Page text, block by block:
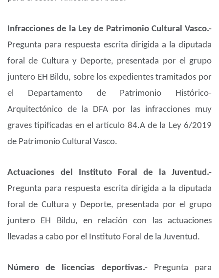
Infracciones de la Ley de Patrimonio Cultural Vasco.-
Pregunta para respuesta escrita dirigida a la diputada
foral de Cultura y Deporte, presentada por el grupo
juntero EH Bildu, sobre los expedientes tramitados por
el Departamento de Patrimonio Histórico-
Arquitectónico de la DFA por las infracciones muy
graves tipificadas en el artículo 84.A de la Ley 6/2019
de Patrimonio Cultural Vasco.
Actuaciones del Instituto Foral de la Juventud.-
Pregunta para respuesta escrita dirigida a la diputada
foral de Cultura y Deporte, presentada por el grupo
juntero EH Bildu, en relación con las actuaciones
llevadas a cabo por el Instituto Foral de la Juventud.
Número de licencias deportivas.- Pregunta para